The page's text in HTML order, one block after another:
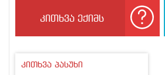
კითხვა ექიმს
კითხვა პასუხი